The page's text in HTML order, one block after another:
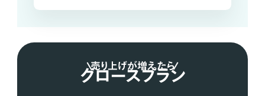
売り上げが増えたら
グロースプラン